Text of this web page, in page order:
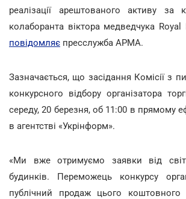
реалізації арештованого активу
колаборанта віктора медведчука
повідомляє пресслужба АРМА.
Зазначається, що засідання Комісії з
конкурсного відбору організатора
середу, 20 березня, об 11:00 в прямому
в агентстві «Укрінформ».
«Ми вже отримуємо заявки від
будинків. Переможець конкурсу
публічний продаж цього